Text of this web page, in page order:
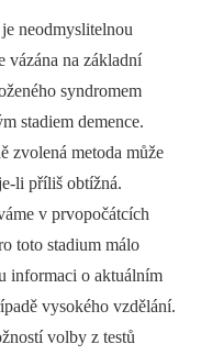
neodmyslitelnou
vázána na základní
syndromem
stadiem demence.
zvolená metoda může
li příliš obtížná.
v prvopočátcích
toto stadium málo
informaci o aktuálním
vysokého vzdělání.
volby z testů